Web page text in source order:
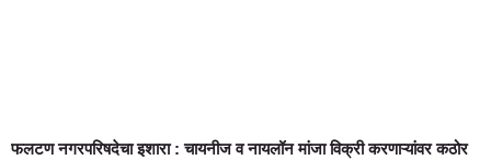
फलटण नगरपरिषदेचा इशारा : चायनीज व नायलॉन मांजा विक्री करणाऱ्यांवर कठोर